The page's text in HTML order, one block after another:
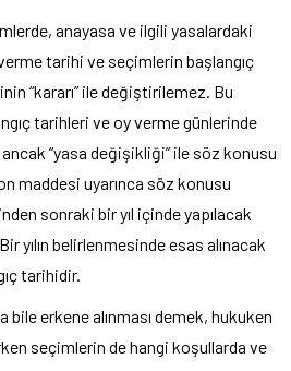
anayasa ve ilgili yasalardaki
tarihi ve seçimlerin başlangıç
“kararı” ile değiştirilemez. Bu
tarihleri ve oy verme günlerinde
“yasa değişikliği” ile söz konusu
maddesi uyarınca söz konusu
sonraki bir yıl içinde yapılacak
yılın belirlenmesinde esas alınacak
tarihidir.
bile erkene alınması demek, hukuken
seçimlerin de hangi koşullarda ve